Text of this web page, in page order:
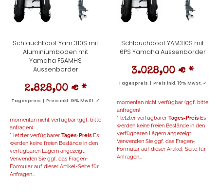
Schlauchboot Yam 310S mit
Aluminiumboden mit
Yamaha F5AMHS
Aussenborder
2.828,00 € *
Tagespreis | Preis inkl. 19% MwSt. ✓
momentan nicht verfügbar (ggf. bitte
anfragen)
* letzter verfügbarer Tages-Preis Es
werden keine freien Bestände in den
verfügbaren Lägern angezeigt.
Verwenden Sie ggf. das Fragen-
Formular auf dieser Artikel-Seite für
Anfragen...
Schlauchboot YAM310S mit
6PS Yamaha Aussenborder
3.028,00 € *
Tagespreis | Preis inkl. 19% MwSt. ✓
momentan nicht verfügbar (ggf. bitte
anfragen)
* letzter verfügbarer Tages-Preis Es
werden keine freien Bestände in den
verfügbaren Lägern angezeigt.
Verwenden Sie ggf. das Fragen-
Formular auf dieser Artikel-Seite für
Anfragen...